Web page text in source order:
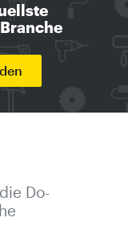
Do-